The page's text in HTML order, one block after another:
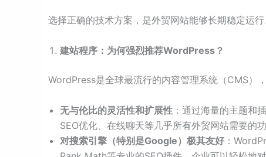
选择正确的技术方案，是外贸网站能够长期稳定运行
建站程序：为何强烈推荐WordPress？
WordPress是全球最流行的内容管理系统（CMS）
无与伦比的灵活性和扩展性 ：通过海量的主题和
SEO优化、在线聊天等几乎所有外贸网站需要的
对搜索引擎（特别是Google）极其友好 ：